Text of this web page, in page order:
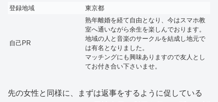
登録地域
東京都
自己PR
熟年離婚を経て自由となり、今はスマホ教
室へ通いながら余生を楽しんでおります。
地域の人と音楽のサークルを結成し地元で
は有名となりました。
マッチングにも興味ありますので友人とし
てお付き合い下さいませ。
先の女性と同様に、まずは返事をするように促している